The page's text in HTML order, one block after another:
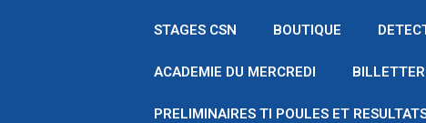
STAGES CSN BOUTIQUE
ACADEMIE DU MERCREDI
PRELIMINAIRES TI POULES ET